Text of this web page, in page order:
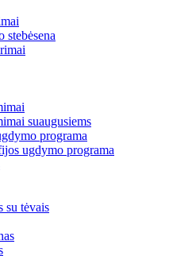
stebėsena
suaugusiems
programa
ugdymo programa
su tėvais